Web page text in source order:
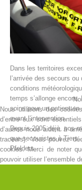
Histoire de
Dans les territoires
l’arrivée des secours
conditions
temps s’allonge encore.
soins pour un patient
avant l’intervention.
Depuis 2005 déjà, nos
que secouristes à Tiers,
Pfelders.
qu’en ville avant
Nous utilisons des
d’entre eux sont
d’autres nous aident à
traceurs). Vous pouvez
cookies. Merci de noter
pouvoir utiliser l’ensemble